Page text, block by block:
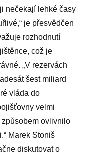
nečekají lehké časy
je přesvědčen
rozhodnutí
což je
„V rezervách
šest miliard
vláda do
velmi
ovlivnilo
Marek Stoniš
diskutovat o